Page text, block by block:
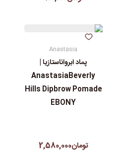
Anastasia
پماد ابرواناستازیا |
AnastasiaBeverly
Hills Dipbrow Pomade
EBONY
تومان2,580,000